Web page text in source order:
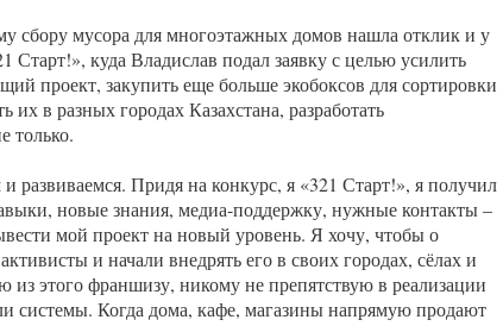
сбору мусора для многоэтажных домов нашла отклик и у
Старт!», куда Владислав подал заявку с целью усилить
проект, закупить еще больше экобоксов для сортировки
их в разных городах Казахстана, разработать
только.
развиваемся. Придя на конкурс, я «321 Старт!», я получил
новые знания, медиа-поддержку, нужные контакты –
мой проект на новый уровень. Я хочу, чтобы о
и начали внедрять его в своих городах, сёлах и
из этого франшизу, никому не препятствую в реализации
системы. Когда дома, кафе, магазины напрямую продают